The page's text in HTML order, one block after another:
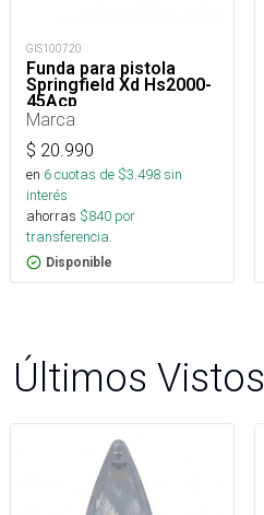
GIS100720
Funda para pistola
Springfield Xd Hs2000-
45Acp
Marca
$ 20.990
en 6cuotas de $3.498sin
interés
ahorras $840 por
transferencia.
Disponible
Últimos Vistos